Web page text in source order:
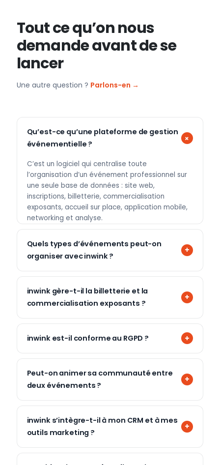
Tout ce qu’on nous
demande avant de se
lancer
Une autre question ? Parlons-en →
Qu’est-ce qu’une plateforme de gestion
événementielle ?
C’est un logiciel qui centralise toute
l’organisation d’un événement professionnel sur
une seule base de données : site web,
inscriptions, billetterie, commercialisation
exposants, accueil sur place, application mobile,
networking et analyse.
Quels types d’événements peut-on
organiser avec inwink ?
inwink gère-t-il la billetterie et la
commercialisation exposants ?
inwink est-il conforme au RGPD ?
Peut-on animer sa communauté entre
deux événements ?
inwink s’intègre-t-il à mon CRM et à mes
outils marketing ?